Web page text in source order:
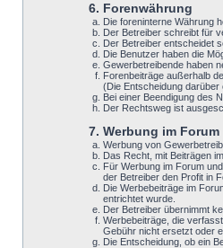
6. Forenwährung
Die foreninterne Währung
Der Betreiber schreibt für
Der Betreiber entscheidet
Die Benutzer haben die
Gewerbetreibende haben
Forenbeiträge außerhalb
(Die Entscheidung darüber
Bei einer Beendigung des
Der Rechtsweg ist
7. Werbung im Forum
Werbung von
Das Recht, mit Beiträgen
Für Werbung im Forum
der Betreiber den Profit in
Die Werbebeiträge im
entrichtet wurde.
Der Betreiber übernimmt
Werbebeiträge, die
Gebühr nicht ersetzt oder
Die Entscheidung, ob ein